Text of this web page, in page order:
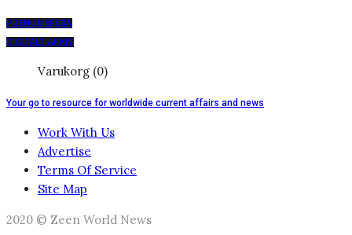
PRENUMERERA
DIGITALT ARKIV
Varukorg (0)
Your go to resource for worldwide current affairs and news
Work With Us
Advertise
Terms Of Service
Site Map
2020 © Zeen World News